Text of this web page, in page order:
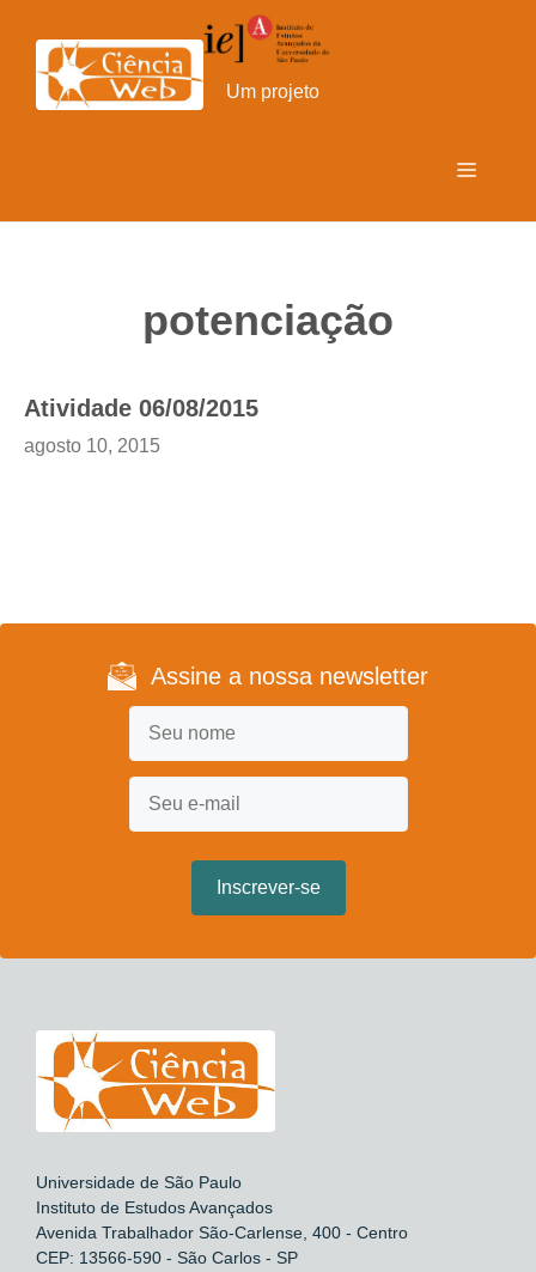
para
conteúdo
Um projeto
Menu
potenciação
Atividade 06/08/2015
agosto 10, 2015
Assine a nossa newsletter
Universidade de São Paulo
Instituto de Estudos Avançados
Avenida Trabalhador São-Carlense, 400 - Centro
CEP: 13566-590 - São Carlos - SP